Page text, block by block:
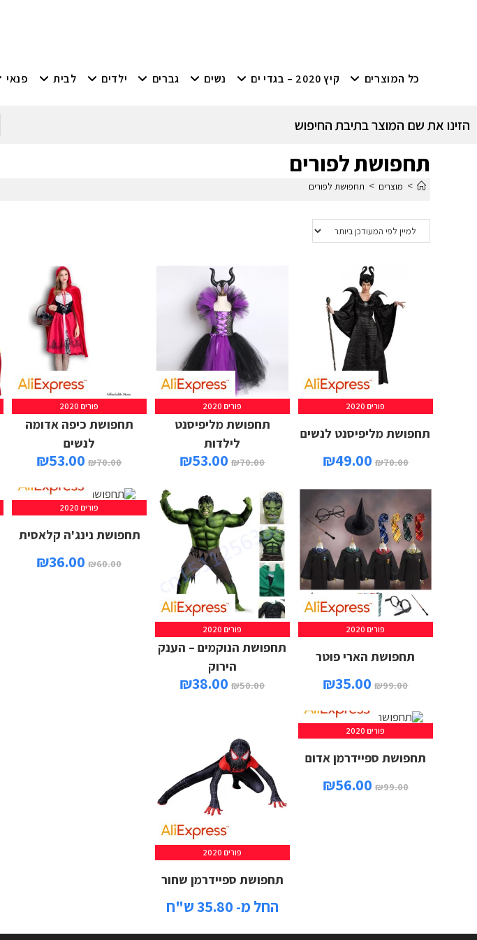
כל המוצרים קיץ 2020 – בגדי ים נשים גברים ילדים לבית פנאי
הזינו את שם המוצר בתיבת החיפוש
תחפושת לפורים
> מוצרים > תחפושת לפורים
פורים 2020
תחפושת מליפיסנט לנשים
₪70.00
₪49.00
פורים 2020
תחפושת מליפיסנט
לילדות
₪70.00
₪53.00
פורים 2020
תחפושת כיפה אדומה
לנשים
₪70.00
₪53.00
פורים 2020
תחפושת הארי פוטר
₪99.00
₪35.00
פורים 2020
תחפושת הנוקמים – הענק
הירוק
₪50.00
₪38.00
פורים 2020
תחפושת נינג'ה קלאסית
₪60.00
₪36.00
פורים 2020
תחפושת ספיידרמן אדום
₪99.00
₪56.00
פורים 2020
תחפושת ספיידרמן שחור
החל מ- 35.80 ש"ח